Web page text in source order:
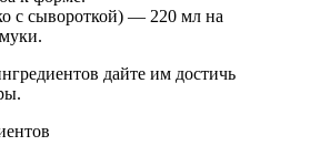
с сывороткой) — 220 мл на
дайте им достичь